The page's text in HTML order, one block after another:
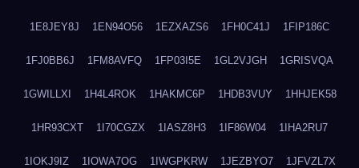
1E8JEY8J 1EN94O56 1EZXAZS6 1FH0C41J 1FIP186C
1FJ0BB6J 1FM8AVFQ 1FP03I5E 1GL2VJGH 1GRISVQA
1GWILLXI 1H4L4ROK 1HAKMC6P 1HDB3VUY 1HHJEK58
1HR93CXT 1I70CGZX 1IASZ8H3 1IF86W04 1IHA2RU7
1IOKJ9IZ 1IOWA7OG 1IWGPKRW 1JEZBYO7 1JFVZL7X